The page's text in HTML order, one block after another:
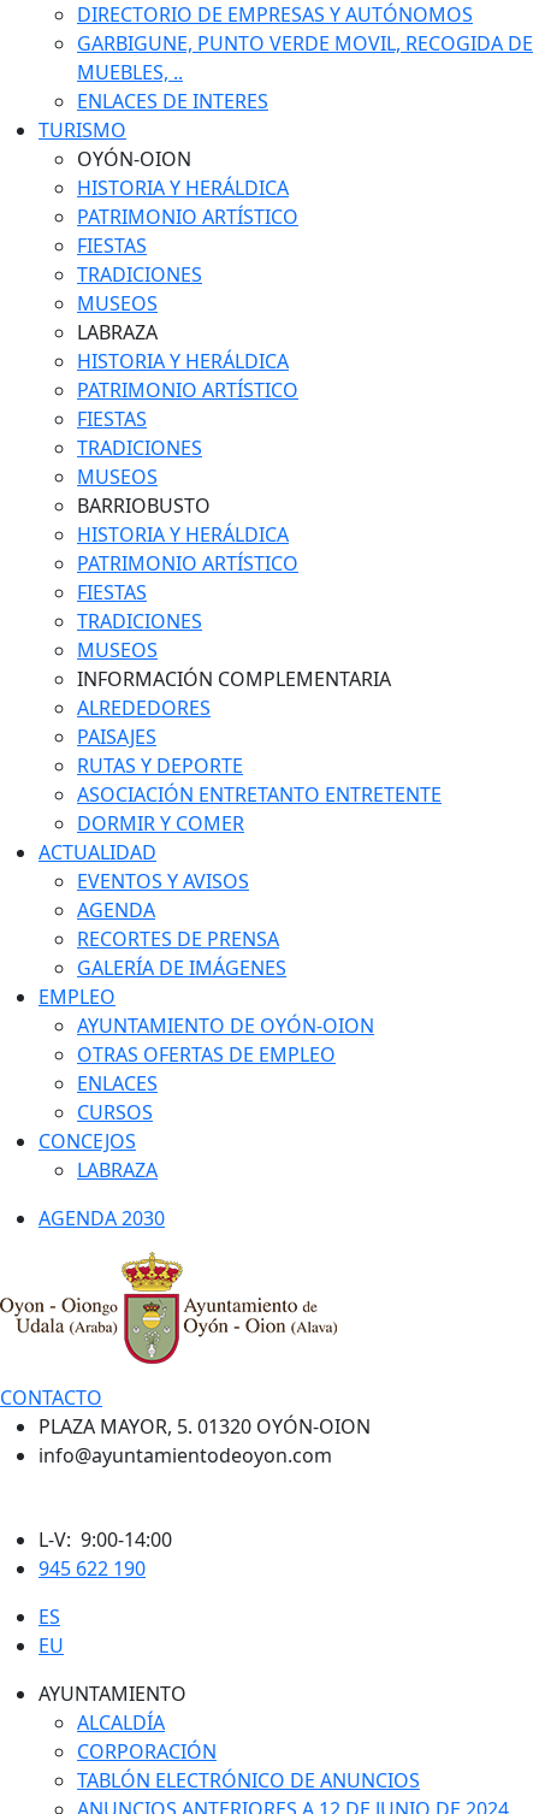
DIRECTORIO DE EMPRESAS Y AUTÓNOMOS
GARBIGUNE, PUNTO VERDE MOVIL, RECOGIDA DE
MUEBLES, ..
ENLACES DE INTERES
TURISMO
OYÓN-OION
HISTORIA Y HERÁLDICA
PATRIMONIO ARTÍSTICO
FIESTAS
TRADICIONES
MUSEOS
LABRAZA
HISTORIA Y HERÁLDICA
PATRIMONIO ARTÍSTICO
FIESTAS
TRADICIONES
MUSEOS
BARRIOBUSTO
HISTORIA Y HERÁLDICA
PATRIMONIO ARTÍSTICO
FIESTAS
TRADICIONES
MUSEOS
INFORMACIÓN COMPLEMENTARIA
ALREDEDORES
PAISAJES
RUTAS Y DEPORTE
ASOCIACIÓN ENTRETANTO ENTRETENTE
DORMIR Y COMER
ACTUALIDAD
EVENTOS Y AVISOS
AGENDA
RECORTES DE PRENSA
GALERÍA DE IMÁGENES
EMPLEO
AYUNTAMIENTO DE OYÓN-OION
OTRAS OFERTAS DE EMPLEO
ENLACES
CURSOS
CONCEJOS
LABRAZA
AGENDA 2030
CONTACTO
PLAZA MAYOR, 5. 01320 OYÓN-OION
info@ayuntamientodeoyon.com
L-V: 9:00-14:00
945 622 190
ES
EU
AYUNTAMIENTO
ALCALDÍA
CORPORACIÓN
TABLÓN ELECTRÓNICO DE ANUNCIOS